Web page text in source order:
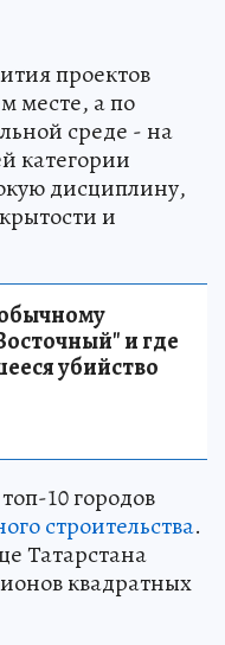
проектов
месте, а по
среде - на
категории
дисциплину,
и
и где
убийство
10 городов
строительства.
Татарстана
квадратных